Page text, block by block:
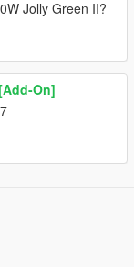
Jolly Green II?
On]